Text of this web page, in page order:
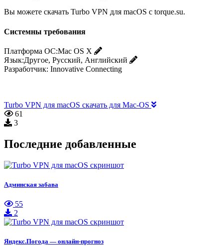
Вы можете скачать Turbo VPN для macOS с torque.su.
Системны требования
Платформа ОС:Mac OS X
Язык:Другое, Русский, Английский
Разработчик: Innovative Connecting
Turbo VPN для macOS скачать для Mac-OS
61
3
Последние добавленные
Админская забава
55
2
Яндекс.Погода — онлайн-прогноз